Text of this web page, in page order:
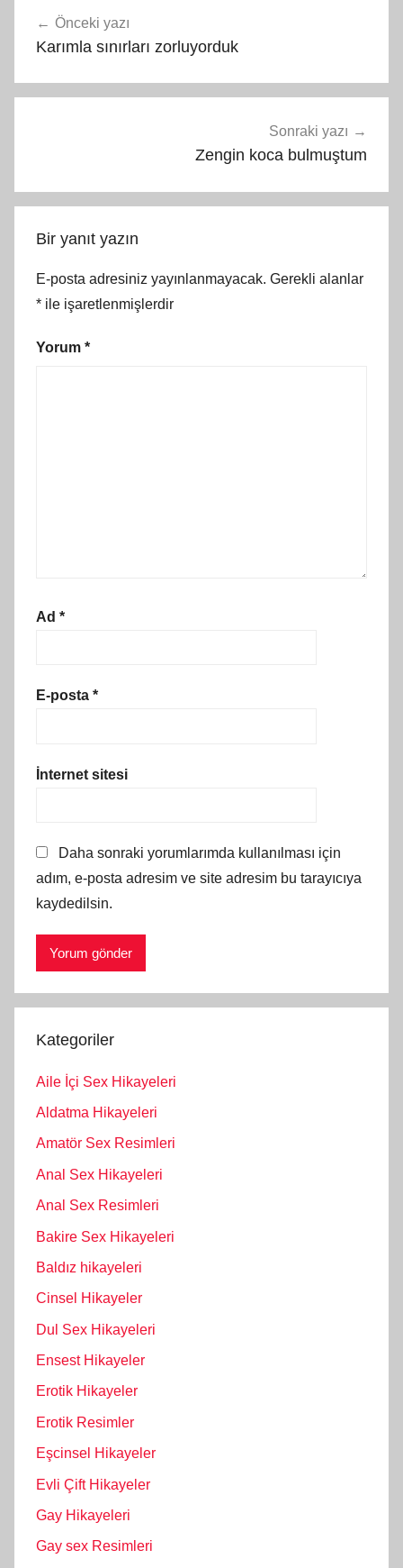
gezinmesi
Önceki yazı
Karımla sınırları zorluyorduk
Sonraki yazı
Zengin koca bulmuştum
Bir yanıt yazın
E-posta adresiniz yayınlanmayacak. Gerekli alanlar
* ile işaretlenmişlerdir
Yorum *
Ad *
E-posta *
İnternet sitesi
Daha sonraki yorumlarımda kullanılması için
adım, e-posta adresim ve site adresim bu tarayıcıya
kaydedilsin.
Kategoriler
Aile İçi Sex Hikayeleri
Aldatma Hikayeleri
Amatör Sex Resimleri
Anal Sex Hikayeleri
Anal Sex Resimleri
Bakire Sex Hikayeleri
Baldız hikayeleri
Cinsel Hikayeler
Dul Sex Hikayeleri
Ensest Hikayeler
Erotik Hikayeler
Erotik Resimler
Eşcinsel Hikayeler
Evli Çift Hikayeler
Gay Hikayeleri
Gay sex Resimleri